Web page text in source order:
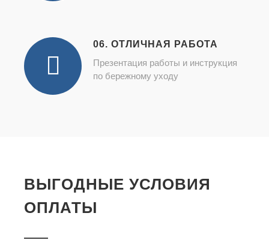
06. ОТЛИЧНАЯ РАБОТА
Презентация работы и инструкция
по бережному уходу
ВЫГОДНЫЕ УСЛОВИЯ
ОПЛАТЫ